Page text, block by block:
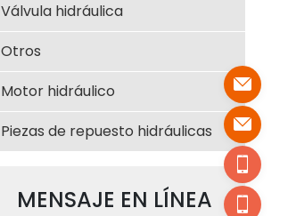
Válvula hidráulica
Otros
Motor hidráulico
Piezas de repuesto hidráulicas
MENSAJE EN LÍNEA